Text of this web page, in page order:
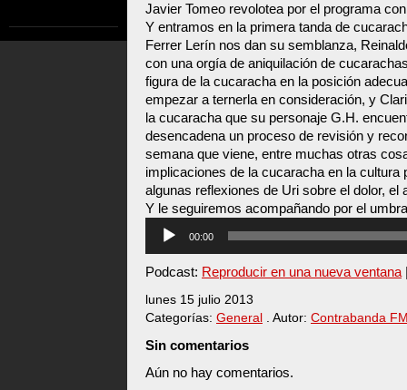
Javier Tomeo revolotea por el programa
Y entramos en la primera tanda de
Ferrer Lerín nos dan su semblanza,
con una orgía de aniquilación de
figura de la cucaracha en la posición
empezar a ternerla en consideración, y
la cucaracha que su personaje G.H.
desencadena un proceso de revisión y
semana que viene, entre muchas otras
implicaciones de la cucaracha en la cultura
algunas reflexiones de Uri sobre el dolor, el
Y le seguiremos acompañando por el
Reproductor
audio
00:00
Podcast: Reproducir en una nueva ventana
lunes 15 julio 2013
Categorías: General . Autor: Contrabanda
Sin comentarios
Aún no hay comentarios.